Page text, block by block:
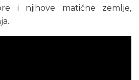
i njihove matične zemlje,